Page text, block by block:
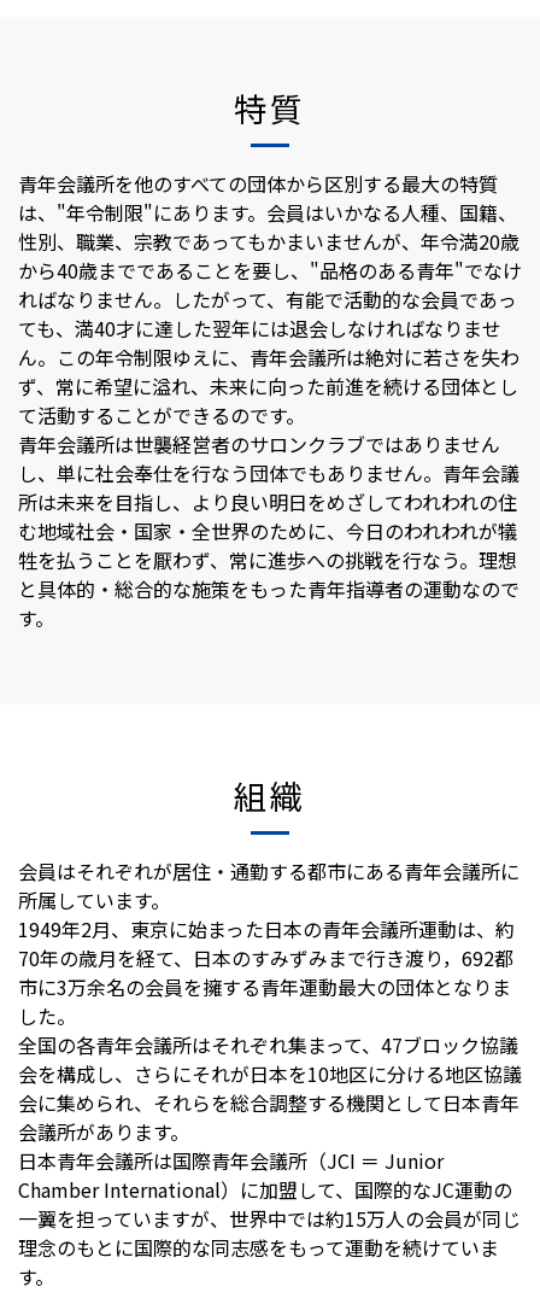
特質
青年会議所を他のすべての団体から区別する最大の特質
は、"年令制限"にあります。会員はいかなる人種、国籍、
性別、職業、宗教であってもかまいませんが、年令満20歳
から40歳までであることを要し、"品格のある青年"でなけ
ればなりません。したがって、有能で活動的な会員であっ
ても、満40才に達した翌年には退会しなければなりませ
ん。この年令制限ゆえに、青年会議所は絶対に若さを失わ
ず、常に希望に溢れ、未来に向った前進を続ける団体とし
て活動することができるのです。
青年会議所は世襲経営者のサロンクラブではありません
し、単に社会奉仕を行なう団体でもありません。青年会議
所は未来を目指し、より良い明日をめざしてわれわれの住
む地域社会・国家・全世界のために、今日のわれわれが犠
牲を払うことを厭わず、常に進歩への挑戦を行なう。理想
と具体的・総合的な施策をもった青年指導者の運動なので
す。
組織
会員はそれぞれが居住・通勤する都市にある青年会議所に
所属しています。
1949年2月、東京に始まった日本の青年会議所運動は、約
70年の歳月を経て、日本のすみずみまで行き渡り，692都
市に3万余名の会員を擁する青年運動最大の団体となりま
した。
全国の各青年会議所はそれぞれ集まって、47ブロック協議
会を構成し、さらにそれが日本を10地区に分ける地区協議
会に集められ、それらを総合調整する機関として日本青年
会議所があります。
日本青年会議所は国際青年会議所（JCI ＝ Junior
Chamber International）に加盟して、国際的なJC運動の
一翼を担っていますが、世界中では約15万人の会員が同じ
理念のもとに国際的な同志感をもって運動を続けていま
す。